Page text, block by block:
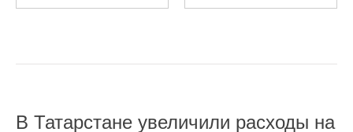
В Татарстане увеличили расходы на